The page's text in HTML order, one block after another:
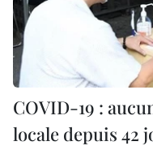
COVID-19 :
locale depuis 42